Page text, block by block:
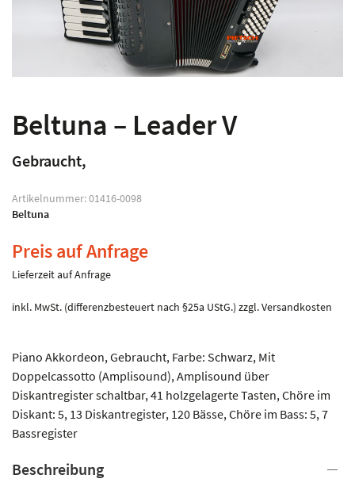
Beltuna – Leader V
Gebraucht,
Artikelnummer:01416-0098
Beltuna
Preis auf Anfrage
Lieferzeit auf Anfrage
inkl. MwSt. (differenzbesteuert nach §25a UStG.) zzgl.Versandkosten
Piano Akkordeon, Gebraucht, Farbe: Schwarz, Mit
Doppelcassotto (Amplisound), Amplisound über
Diskantregister schaltbar, 41 holzgelagerte Tasten, Chöre im
Diskant: 5, 13 Diskantregister, 120 Bässe, Chöre im Bass: 5, 7
Bassregister
Beschreibung